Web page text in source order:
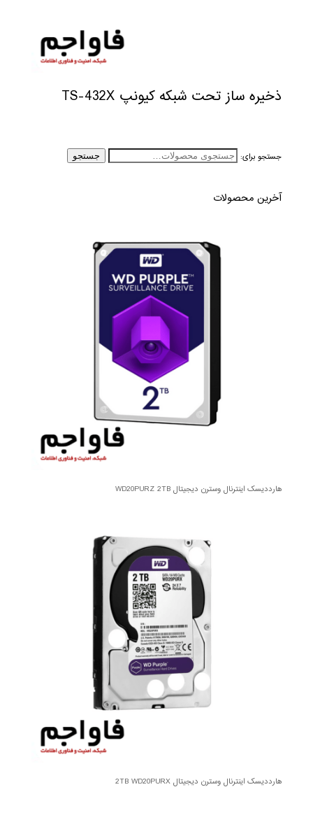
ذخیره ساز تحت شبکه کیونپ TS-432X
جستجو برای: جستجو
آخرین محصولات
هارددیسک اینترنال وسترن دیجیتال WD20PURZ 2TB
هارددیسک اینترنال وسترن دیجیتال 2TB WD20PURX